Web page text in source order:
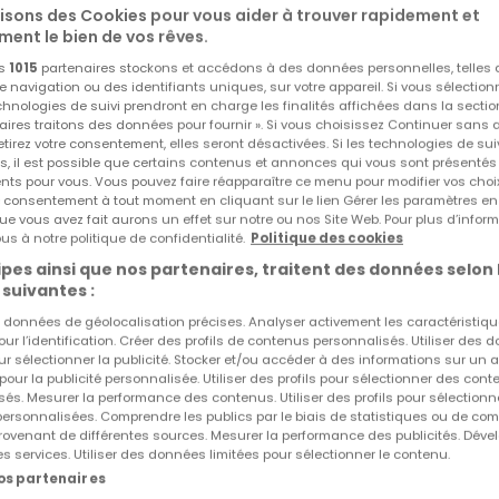
la Pétrusse. Luminosité, volumes généreux et
unique, au coeur de l'un des quartiers les plus
réception d'environ 53 m², baigné de lumière naturelle et
et convivialité à l'ensemble.
Bulthaup et équipée d'électroménagers Miele, séduit
de ses finitions. Une arrière-cuisine / buanderie d'environ
et un sèche-linge, vient compléter cet espace.
m² complète ce niveau et offre un cadre idéal pour le
vos besoins.
la Pétrusse permet de profiter de la lumière matinale,
la Pétrusse invite à des moments de détente dans un
Réf
RéfAgence
des Cookies pour vous aider à trouver rapidement et
le bien de vos rêves.
1015 partenaires stockons et accédons à des données personnelles, telles
navigation ou des identifiants uniques, sur votre appareil. Si vous
de suivi prendront en charge les finalités affichées dans la
traitons des données pour fournir ». Si vous choisissez Continuer sans
votre consentement, elles seront désactivées. Si les technologies de
il est possible que certains contenus et annonces qui vous sont
pour vous. Vous pouvez faire réapparaître ce menu pour modifier vos
consentement à tout moment en cliquant sur le lien Gérer les paramètres
vous avez fait aurons un effet sur notre ou nos Site Web. Pour plus
à notre politique de confidentialité. Politique des cookies
ainsi que nos partenaires, traitent des données selon
:
données de géolocalisation précises. Analyser activement les
l’identification. Créer des profils de contenus personnalisés. Utiliser des
sélectionner la publicité. Stocker et/ou accéder à des informations sur un
la publicité personnalisée. Utiliser des profils pour sélectionner des
Mesurer la performance des contenus. Utiliser des profils pour
Comprendre les publics par le biais de statistiques ou de
de différentes sources. Mesurer la performance des publicités.
services. Utiliser des données limitées pour sélectionner le contenu.
partenaires